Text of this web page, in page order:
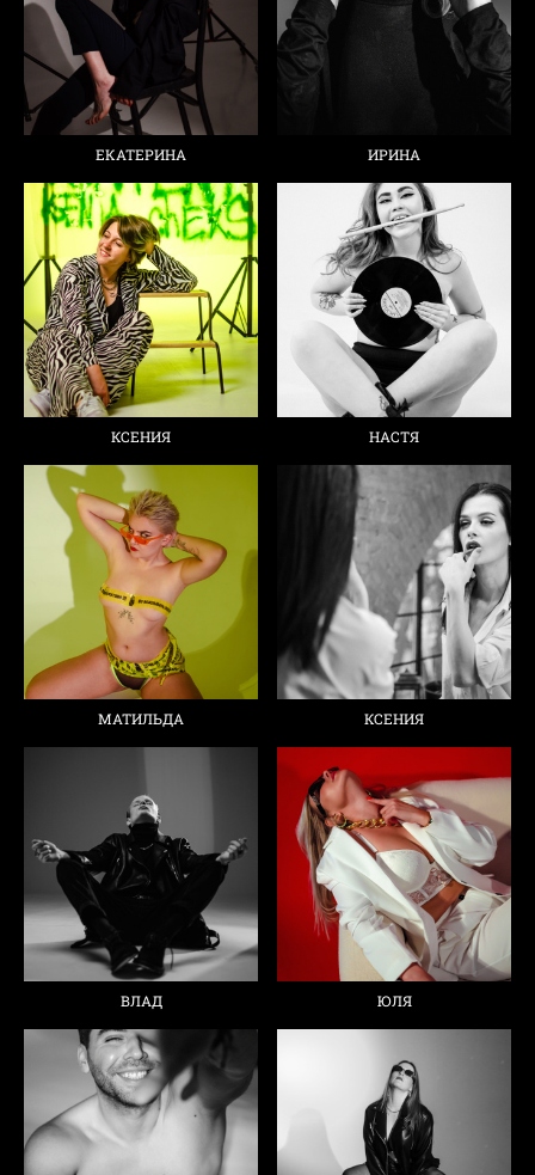
ЕКАТЕРИНА ИРИНА
КСЕНИЯ НАСТЯ
МАТИЛЬДА КСЕНИЯ
ВЛАД ЮЛЯ